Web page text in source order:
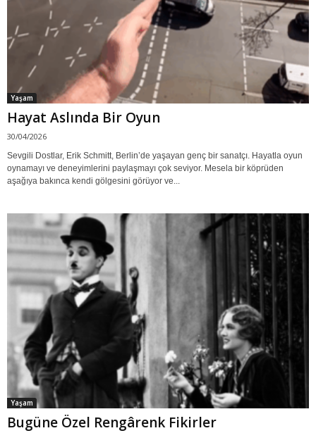
Yaşam
Hayat Aslında Bir Oyun
30/04/2026
Sevgili Dostlar, Erik Schmitt, Berlin’de yaşayan genç bir sanatçı. Hayatla oyun
oynamayı ve deneyimlerini paylaşmayı çok seviyor. Mesela bir köprüden
aşağıya bakınca kendi gölgesini görüyor ve...
Yaşam
Bugüne Özel Rengârenk Fikirler